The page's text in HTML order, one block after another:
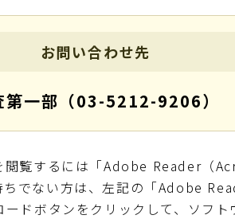
お問い合わせ先
第一部（03-5212-9206）
閲覧するには「Adobe Reader（
ちでない方は、左記の「Adobe
ドボタンをクリックして、ソフト